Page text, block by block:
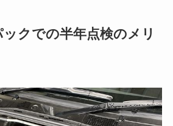
クでの半年点検のメリ